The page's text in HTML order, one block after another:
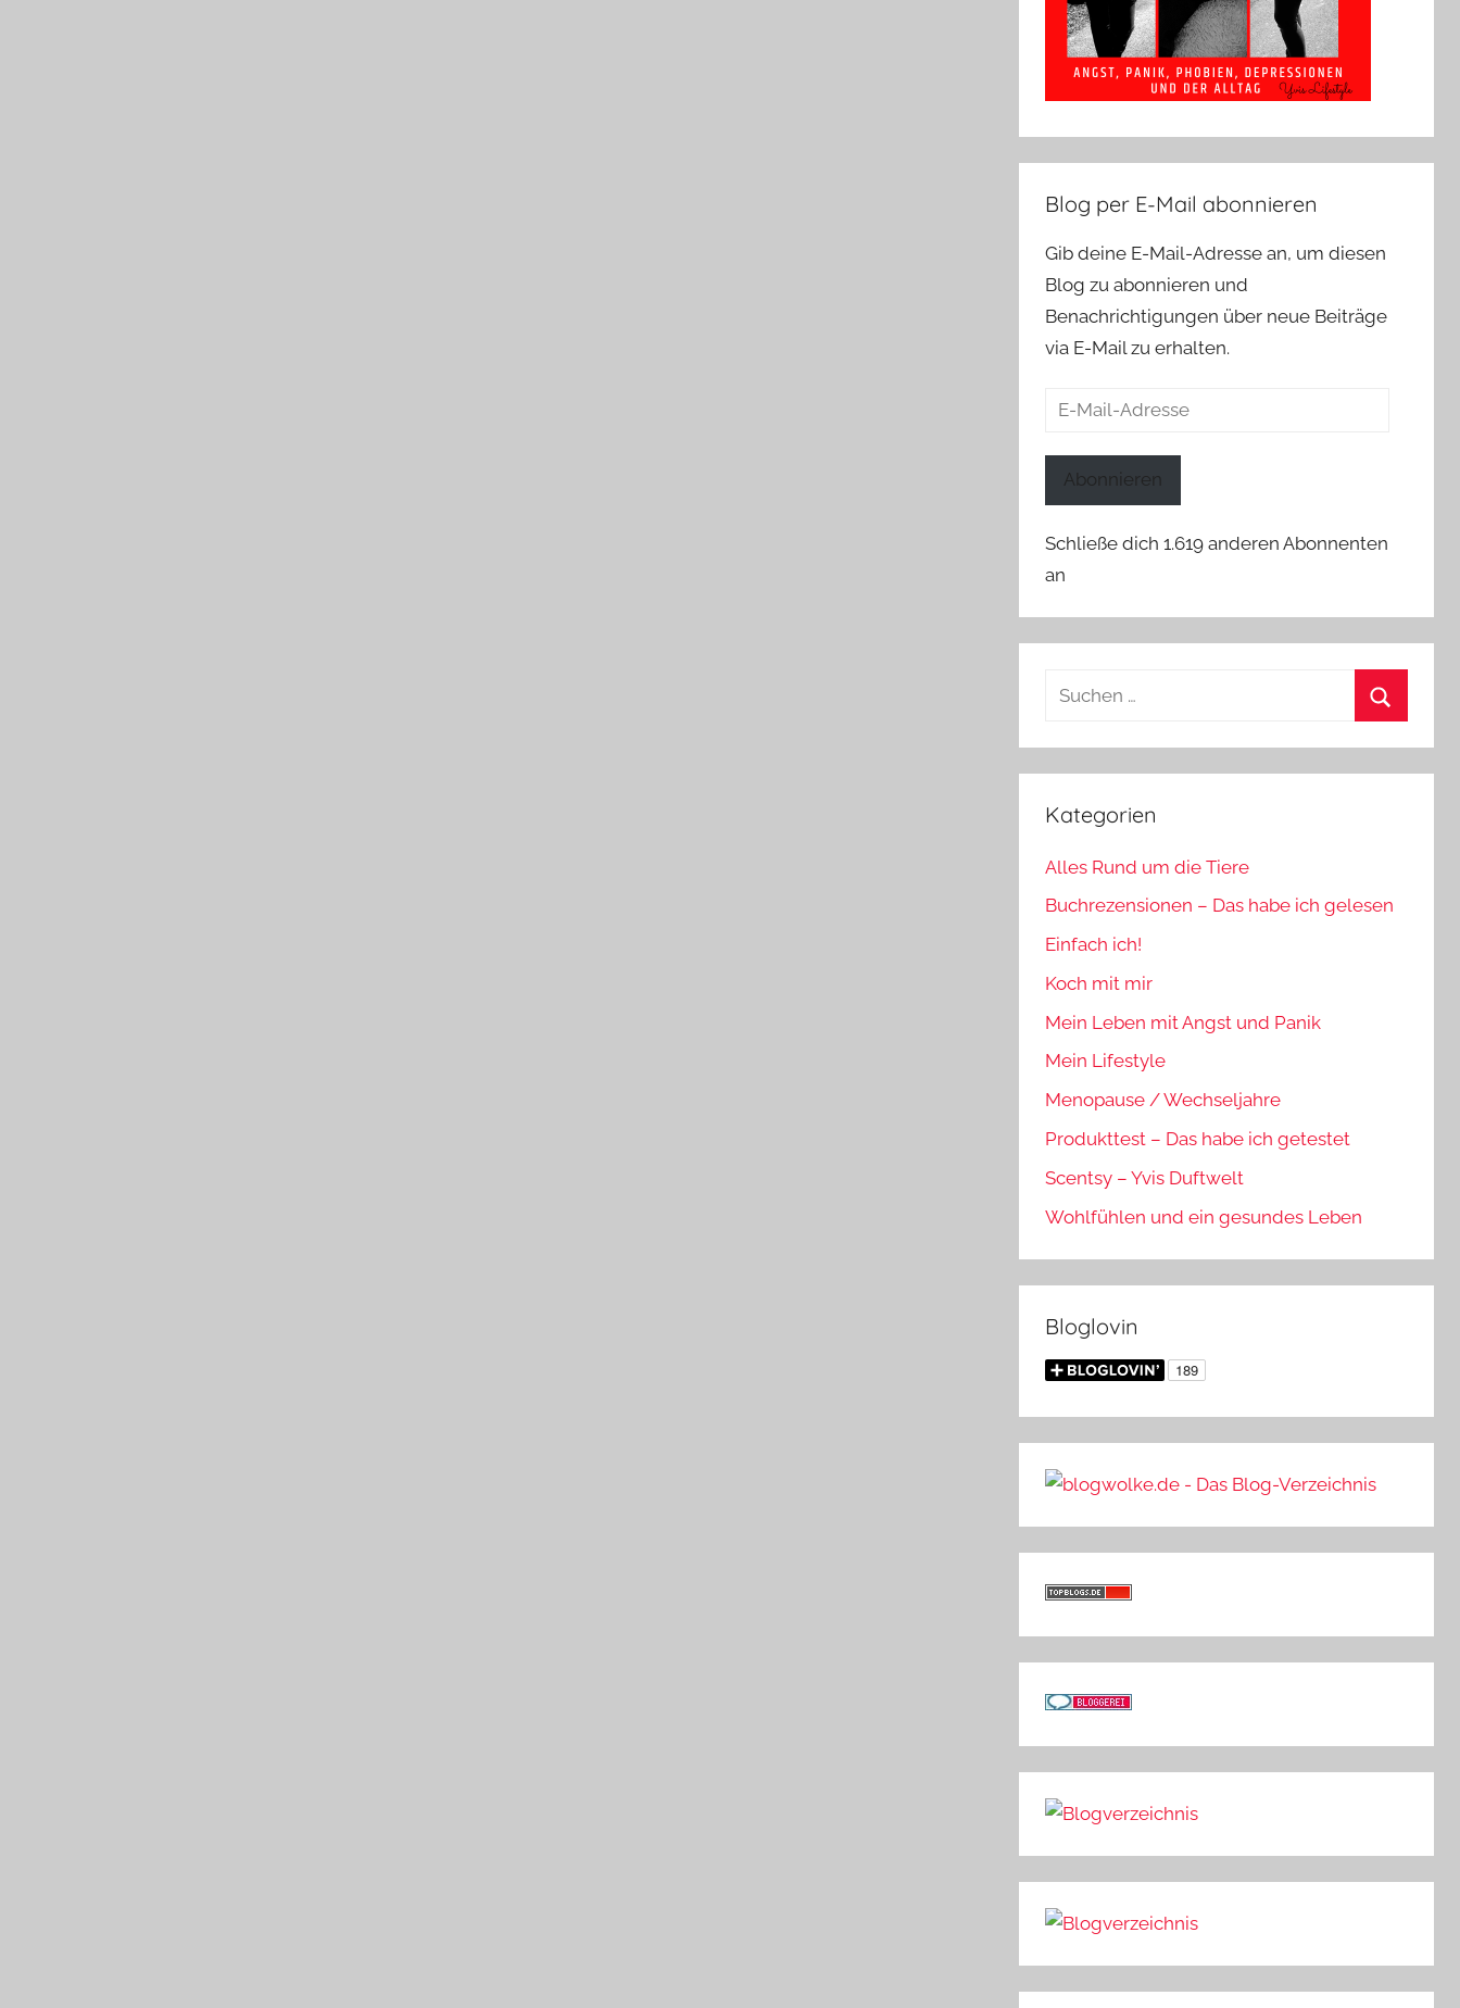
Blog per E-Mail abonnieren
Gib deine E-Mail-Adresse an, um diesen
Blog zu abonnieren und
Benachrichtigungen über neue Beiträge
via E-Mail zu erhalten.
E-
Abonnieren
Schließe dich 1.619 anderen Abonnenten
an
Suchen
Kategorien
Alles Rund um die Tiere
Buchrezensionen – Das habe ich gelesen
Einfach ich!
Koch mit mir
Mein Leben mit Angst und Panik
Mein Lifestyle
Menopause / Wechseljahre
Produkttest – Das habe ich getestet
Scentsy – Yvis Duftwelt
Wohlfühlen und ein gesundes Leben
Bloglovin